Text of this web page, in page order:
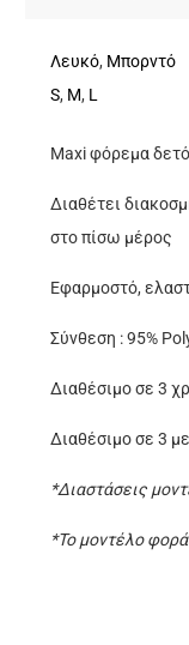
Διακοσμητικά
Κουμπιά
Λευκό, Μπορντό
S, M, L
Maxi φόρεμα δετό
Διαθέτει
στο πίσω μέρος
Εφαρμοστό,
Σύνθεση : 95%
Διαθέσιμο σε 3
Διαθέσιμο σε 3
*Διαστάσεις
*Το μοντέλο